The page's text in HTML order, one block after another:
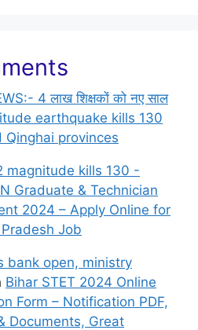
4 लाख शिक्षकों को नए साल
earthquake kills 130
Qinghai provinces
magnitude kills 130 -
Graduate & Technician
2024 – Apply Online for
Job
bank open, ministry
Bihar STET 2024 Online
Form – Notification PDF,
Documents, Great